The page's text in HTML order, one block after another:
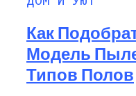
Как
Модель
Типов Полов